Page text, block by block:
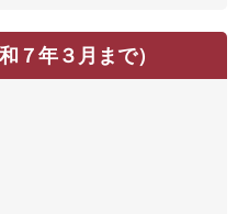
７年３月まで）